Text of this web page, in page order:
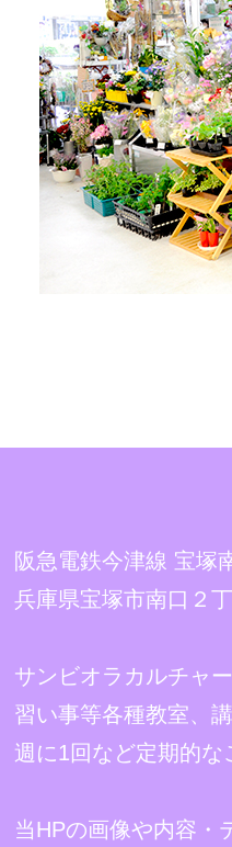
阪急電鉄今津線 宝塚
兵庫県宝塚市南口２
サンビオラカルチャ
習い事等各種教室、
週に1回など定期的な
当HPの画像や内容・